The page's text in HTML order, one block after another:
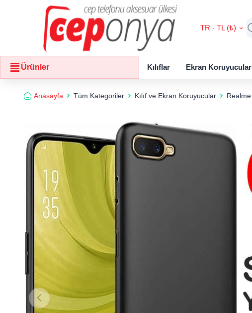
TR - TL (₺)
Ürünler Kılıflar Ekran Koruyucular
Anasayfa Tüm Kategoriler Kılıf ve Ekran Koruyucular Realme